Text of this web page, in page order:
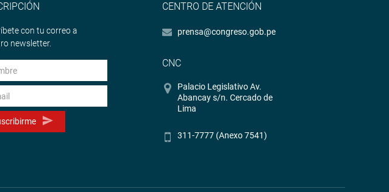
con tu correo a
newsletter.
CENTRO DE ATENCIÓN
prensa@congreso.gob.pe
CNC
Palacio Legislativo Av.
Abancay s/n. Cercado de
Lima
311-7777 (Anexo 7541)